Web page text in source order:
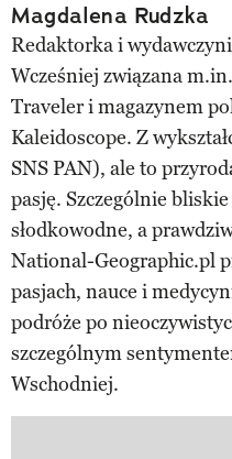
Magdalena Rudzka
Redaktorka i
Wcześniej związana
Traveler i magazynem
Kaleidoscope. Z
SNS PAN), ale to
pasję. Szczególnie
słodkowodne, a
National-Geographic.pl
pasjach, nauce i
podróże po
szczególnym
Wschodniej.